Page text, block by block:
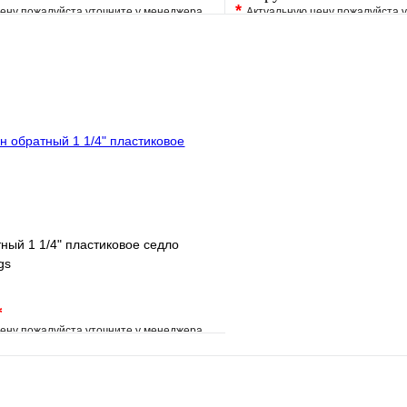
пожалуйста уточните у менеджера
*Актуальную цену пожалуйста
1 1/4" пластиковое седло
пожалуйста уточните у менеджера
Сравнение